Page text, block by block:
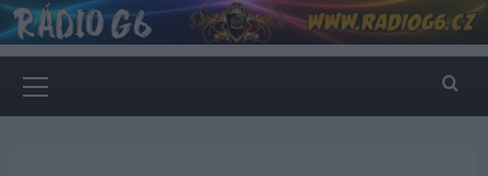
Skip
to
content
Menu